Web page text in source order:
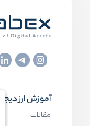
آموزش ارز
مقالات